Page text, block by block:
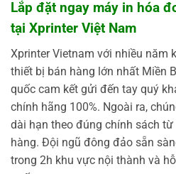
Lắp đặt ngay máy in hóa
tại Xprinter Việt Nam
Xprinter Vietnam với nhiều năm
thiết bị bán hàng lớn nhất Miền
quốc cam kết gửi đến tay quý
chính hãng 100%. Ngoài ra,
dài hạn theo đúng chính sách
hàng. Đội ngũ đông đảo sẵn
trong 2h khu vực nội thành và